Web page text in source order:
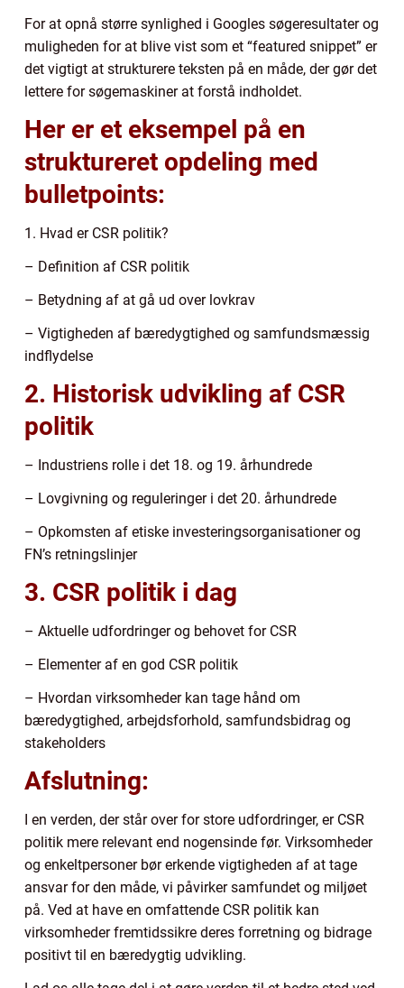
For at opnå større synlighed i Googles søgeresultater og
muligheden for at blive vist som et “featured snippet” er
det vigtigt at strukturere teksten på en måde, der gør det
lettere for søgemaskiner at forstå indholdet.
Her er et eksempel på en
struktureret opdeling med
bulletpoints:
1. Hvad er CSR politik?
– Definition af CSR politik
– Betydning af at gå ud over lovkrav
– Vigtigheden af bæredygtighed og samfundsmæssig
indflydelse
2. Historisk udvikling af CSR
politik
– Industriens rolle i det 18. og 19. århundrede
– Lovgivning og reguleringer i det 20. århundrede
– Opkomsten af etiske investeringsorganisationer og
FN’s retningslinjer
3. CSR politik i dag
– Aktuelle udfordringer og behovet for CSR
– Elementer af en god CSR politik
– Hvordan virksomheder kan tage hånd om
bæredygtighed, arbejdsforhold, samfundsbidrag og
stakeholders
Afslutning:
I en verden, der står over for store udfordringer, er CSR
politik mere relevant end nogensinde før. Virksomheder
og enkeltpersoner bør erkende vigtigheden af at tage
ansvar for den måde, vi påvirker samfundet og miljøet
på. Ved at have en omfattende CSR politik kan
virksomheder fremtidssikre deres forretning og bidrage
positivt til en bæredygtig udvikling.